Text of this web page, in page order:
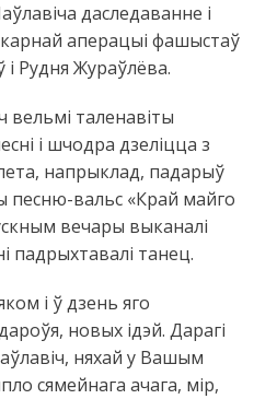
даследаванне і
карнай аперацыі фашыстаў
і Рудня Жураўлёва.
вельмі таленавіты
і шчодра дзеліцца з
напрыклад, падарыў
вальс «Край майго
вечары выканалі
падрыхтавалі танец.
і ў дзень яго
новых ідэй. Дарагі
няхай у Вашым
сямейнага ачага, мір,